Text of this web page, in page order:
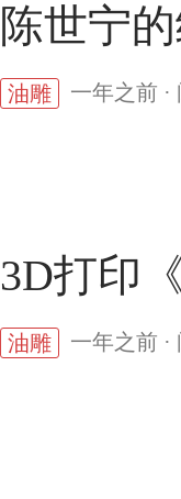
陈世宁
油雕 一年之前 ·
3D打印
油雕 一年之前 ·